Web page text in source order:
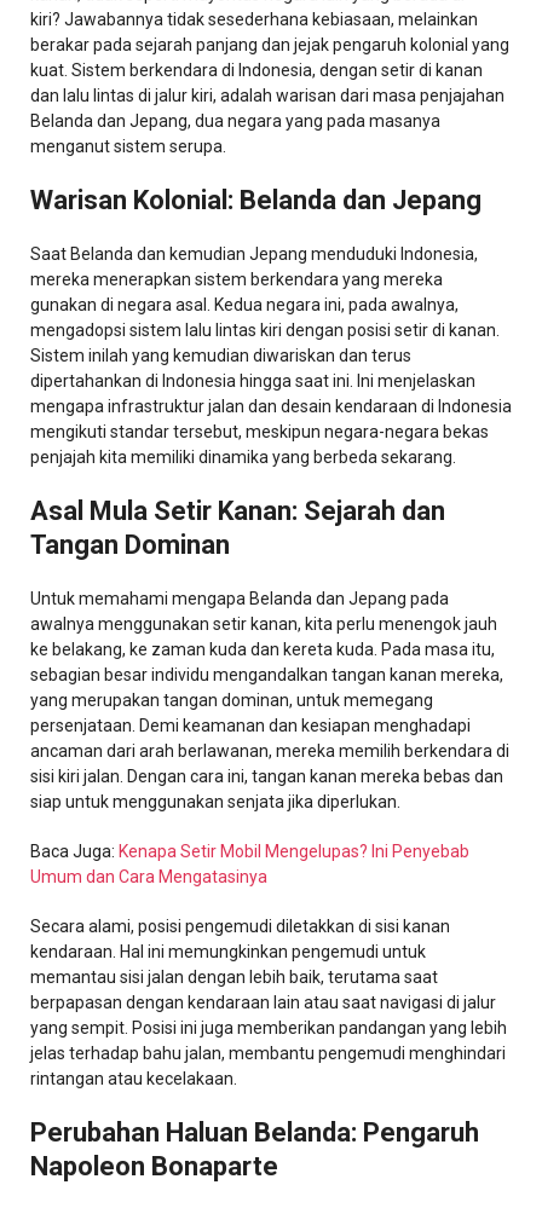
kiri? Jawabannya tidak sesederhana kebiasaan, melainkan
berakar pada sejarah panjang dan jejak pengaruh kolonial yang
kuat. Sistem berkendara di Indonesia, dengan setir di kanan
dan lalu lintas di jalur kiri, adalah warisan dari masa penjajahan
Belanda dan Jepang, dua negara yang pada masanya
menganut sistem serupa.
Warisan Kolonial: Belanda dan Jepang
Saat Belanda dan kemudian Jepang menduduki Indonesia,
mereka menerapkan sistem berkendara yang mereka
gunakan di negara asal. Kedua negara ini, pada awalnya,
mengadopsi sistem lalu lintas kiri dengan posisi setir di kanan.
Sistem inilah yang kemudian diwariskan dan terus
dipertahankan di Indonesia hingga saat ini. Ini menjelaskan
mengapa infrastruktur jalan dan desain kendaraan di Indonesia
mengikuti standar tersebut, meskipun negara-negara bekas
penjajah kita memiliki dinamika yang berbeda sekarang.
Asal Mula Setir Kanan: Sejarah dan
Tangan Dominan
Untuk memahami mengapa Belanda dan Jepang pada
awalnya menggunakan setir kanan, kita perlu menengok jauh
ke belakang, ke zaman kuda dan kereta kuda. Pada masa itu,
sebagian besar individu mengandalkan tangan kanan mereka,
yang merupakan tangan dominan, untuk memegang
persenjataan. Demi keamanan dan kesiapan menghadapi
ancaman dari arah berlawanan, mereka memilih berkendara di
sisi kiri jalan. Dengan cara ini, tangan kanan mereka bebas dan
siap untuk menggunakan senjata jika diperlukan.
Baca Juga: Kenapa Setir Mobil Mengelupas? Ini Penyebab
Umum dan Cara Mengatasinya
Secara alami, posisi pengemudi diletakkan di sisi kanan
kendaraan. Hal ini memungkinkan pengemudi untuk
memantau sisi jalan dengan lebih baik, terutama saat
berpapasan dengan kendaraan lain atau saat navigasi di jalur
yang sempit. Posisi ini juga memberikan pandangan yang lebih
jelas terhadap bahu jalan, membantu pengemudi menghindari
rintangan atau kecelakaan.
Perubahan Haluan Belanda: Pengaruh
Napoleon Bonaparte